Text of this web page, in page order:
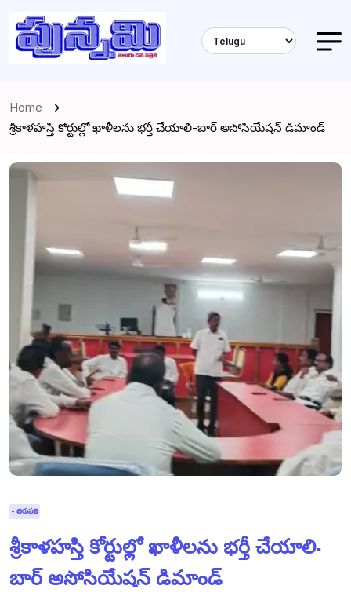
Home
శ్రీకాళహస్తి కోర్టుల్లో ఖాళీలను భర్తీ చేయాలి-బార్ అసోసియేషన్ డిమాండ్
- తిరుపతి
శ్రీకాళహస్తి కోర్టుల్లో ఖాళీలను భర్తీ చేయాలి-
బార్ అసోసియేషన్ డిమాండ్